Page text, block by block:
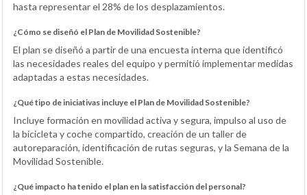
hasta representar el 28% de los desplazamientos.
¿Cómo se diseñó el Plan de Movilidad Sostenible?
El plan se diseñó a partir de una encuesta interna que identificó
las necesidades reales del equipo y permitió implementar medidas
adaptadas a estas necesidades.
¿Qué tipo de iniciativas incluye el Plan de Movilidad Sostenible?
Incluye formación en movilidad activa y segura, impulso al uso de
la bicicleta y coche compartido, creación de un taller de
autoreparación, identificación de rutas seguras, y la Semana de la
Movilidad Sostenible.
¿Qué impacto ha tenido el plan en la satisfacción del personal?